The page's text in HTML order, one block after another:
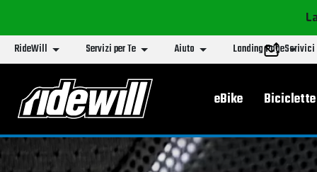
RideWill Servizi per Te Aiuto Landing PageScrivici
Menu
eBike Biciclette